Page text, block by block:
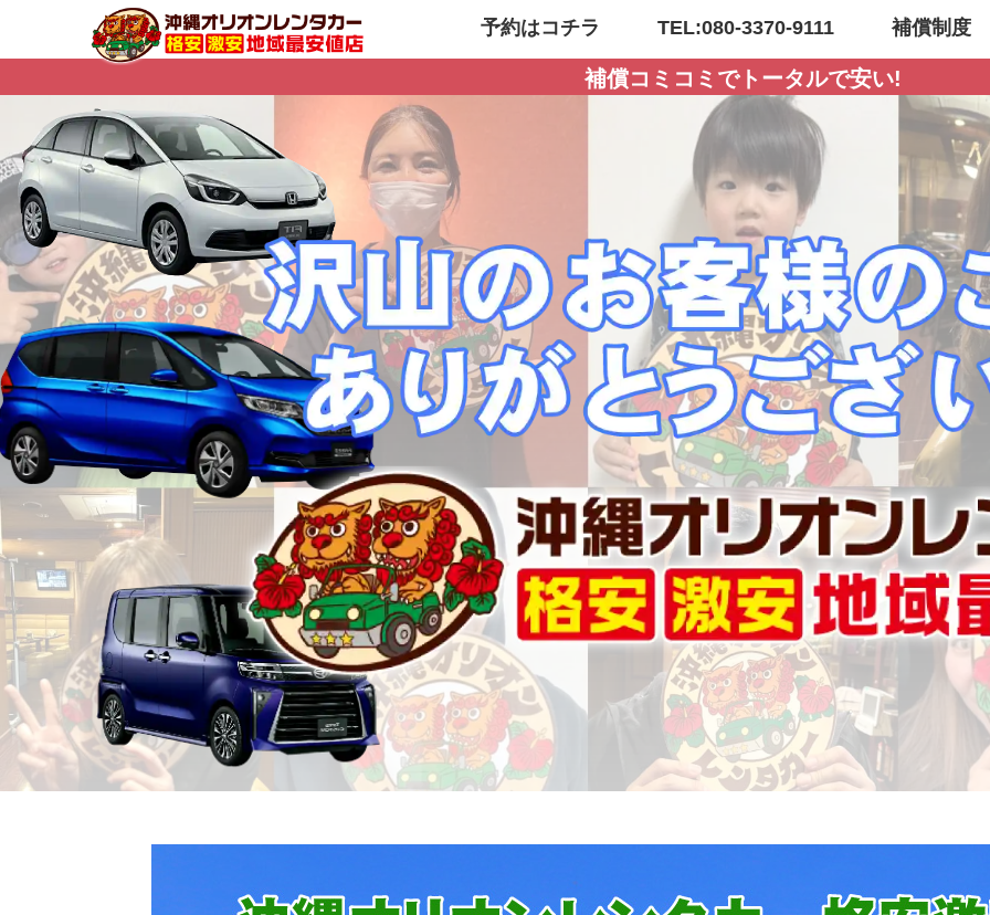
予約はコチラ TEL:080-3370-9111 補償制度
補償コミコミでトータルで安い!